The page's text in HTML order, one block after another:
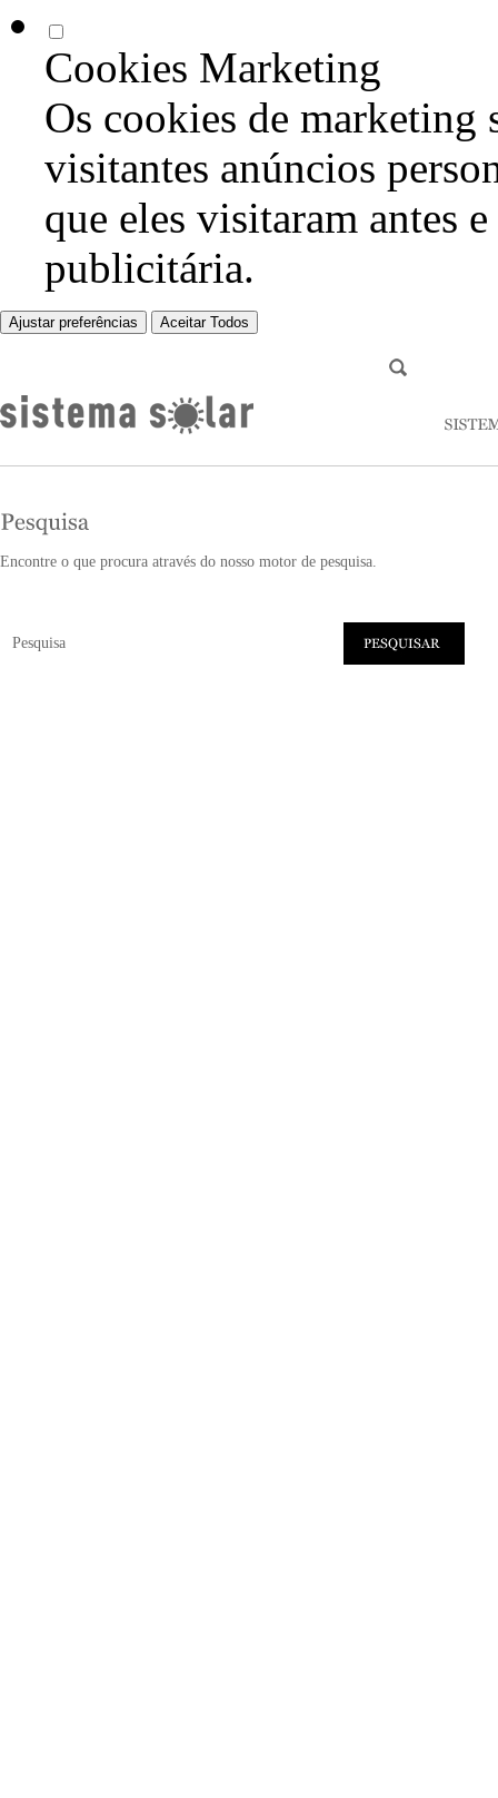
Cookies Marketing
Os cookies de marketing
visitantes anúncios
que eles visitaram antes
publicitária.
Ajustar preferências Aceitar Todos
Encontre o que procura através do nosso motor de pesquisa.